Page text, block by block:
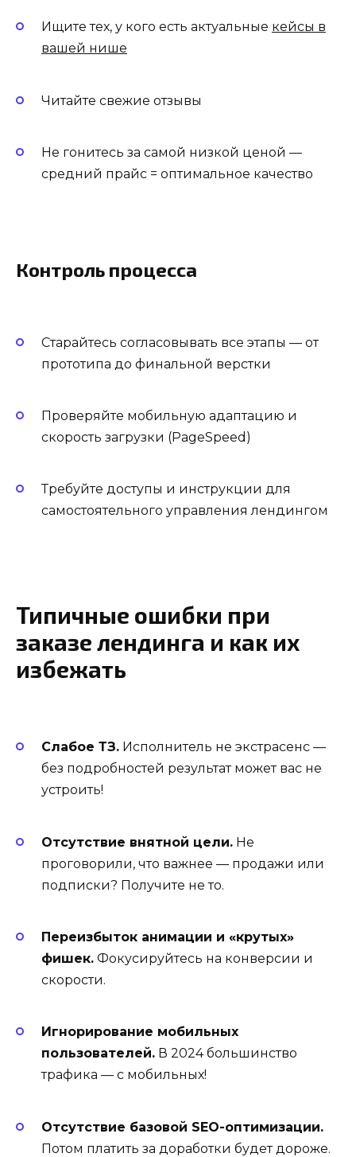
Ищите тех, у кого есть актуальные кейсы в
вашей нише
Читайте свежие отзывы
Не гонитесь за самой низкой ценой —
средний прайс = оптимальное качество
Контроль процесса
Старайтесь согласовывать все этапы — от
прототипа до финальной верстки
Проверяйте мобильную адаптацию и
скорость загрузки (PageSpeed)
Требуйте доступы и инструкции для
самостоятельного управления лендингом
Типичные ошибки при
заказе лендинга и как их
избежать
Слабое ТЗ. Исполнитель не экстрасенс —
без подробностей результат может вас не
устроить!
Отсутствие внятной цели. Не
проговорили, что важнее — продажи или
подписки? Получите не то.
Переизбыток анимации и «крутых»
фишек. Фокусируйтесь на конверсии и
скорости.
Игнорирование мобильных
пользователей. В 2024 большинство
трафика — с мобильных!
Отсутствие базовой SEO-оптимизации.
Потом платить за доработки будет дороже.